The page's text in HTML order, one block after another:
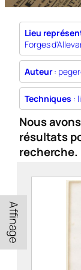
Lieu
Forges
Auteur:
Techniques :
Nous
résultats
recherche.
Affinage